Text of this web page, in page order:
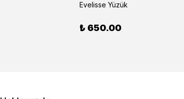
Evelisse Yüzük
₺ 650.00